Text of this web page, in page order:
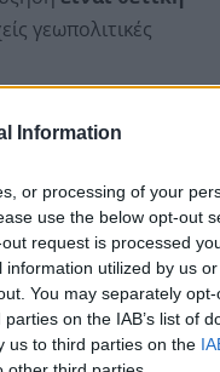
Information
or processing of your
use the below opt-out
request is processed
utilized by us
You may separately
on the IAB’s list of
us to third parties on the
γεωπολιτικές
αγαθών